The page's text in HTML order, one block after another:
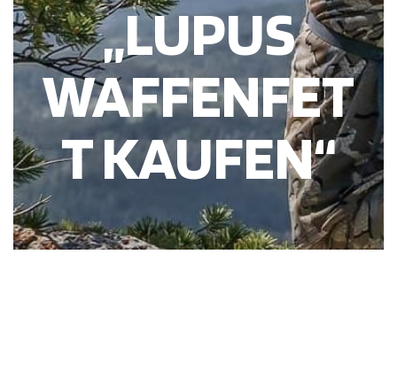
„LUPUS
WAFFENFET
T KAUFEN“